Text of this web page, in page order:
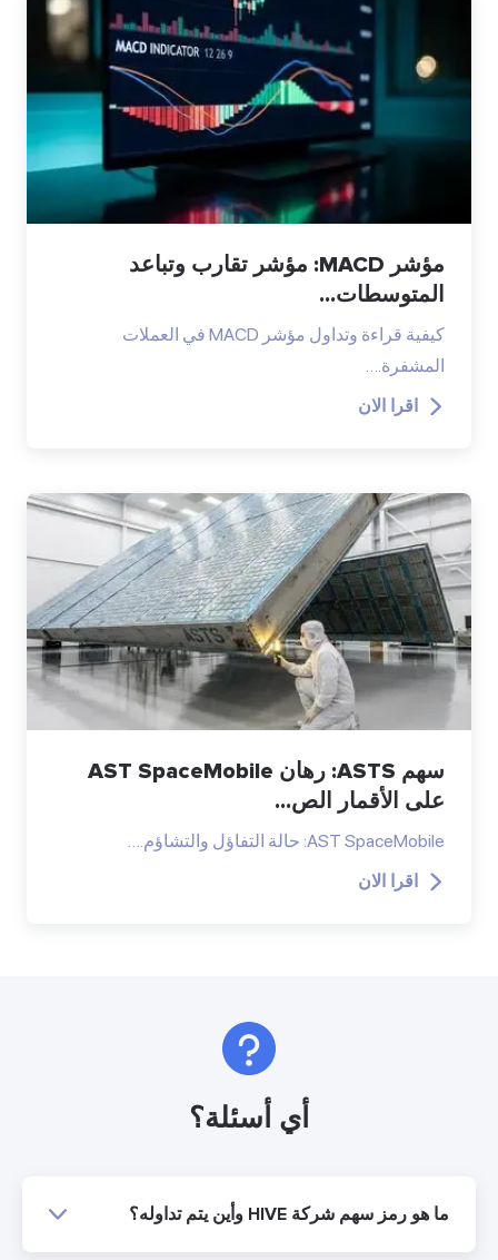
مؤشر MACD: مؤشر تقارب وتباعد
المتوسطات...
كيفية قراءة وتداول مؤشر MACD في العملات
المشفرة.…
اقرا الان
سهم ASTS: رهان AST SpaceMobile
على الأقمار الص...
AST SpaceMobile: حالة التفاؤل والتشاؤم.…
اقرا الان
أي أسئلة؟
ما هو رمز سهم شركة HIVE وأين يتم تداوله؟